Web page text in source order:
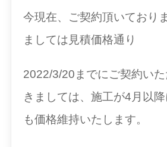
今現在、ご契約頂いており
ましては見積価格通り
2022/3/20までにご契約い
きましては、施工が4月以
も価格維持いたします。